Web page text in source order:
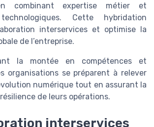
combinant expertise métier et
Cette hybridation
interservices et optimise la
de l’entreprise.
la montée en compétences et
organisations se préparent à relever
numérique tout en assurant la
de leurs opérations.
interservices